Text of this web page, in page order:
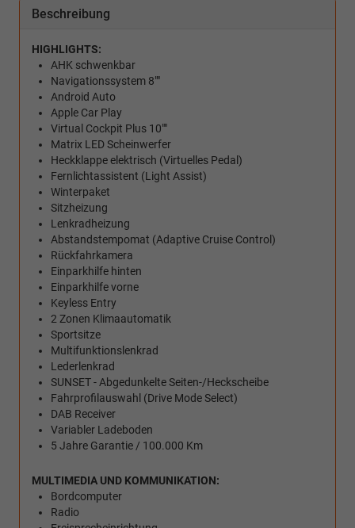
Beschreibung
HIGHLIGHTS:
AHK schwenkbar
Navigationssystem 8""
Android Auto
Apple Car Play
Virtual Cockpit Plus 10""
Matrix LED Scheinwerfer
Heckklappe elektrisch (Virtuelles Pedal)
Fernlichtassistent (Light Assist)
Winterpaket
Sitzheizung
Lenkradheizung
Abstandstempomat (Adaptive Cruise Control)
Rückfahrkamera
Einparkhilfe hinten
Einparkhilfe vorne
Keyless Entry
2 Zonen Klimaautomatik
Sportsitze
Multifunktionslenkrad
Lederlenkrad
SUNSET - Abgedunkelte Seiten-/Heckscheibe
Fahrprofilauswahl (Drive Mode Select)
DAB Receiver
Variabler Ladeboden
5 Jahre Garantie / 100.000 Km
MULTIMEDIA UND KOMMUNIKATION:
Bordcomputer
Radio